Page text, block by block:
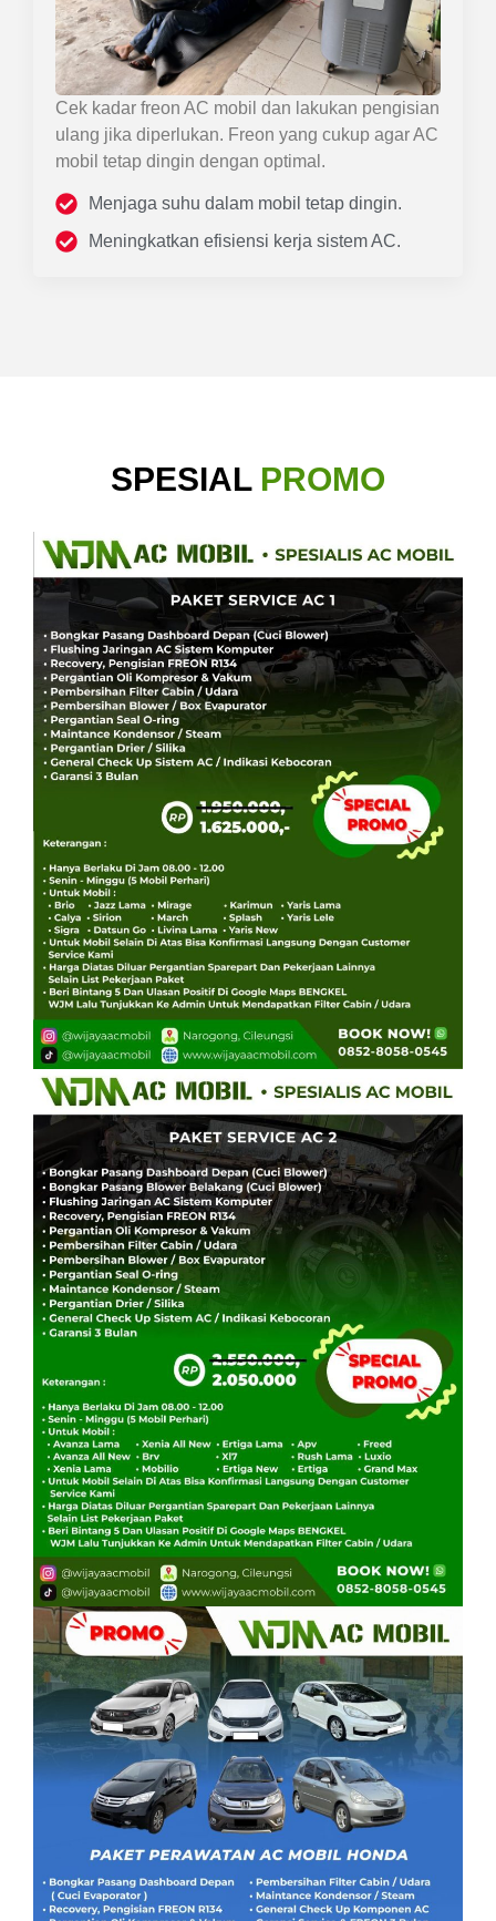
Cek kadar freon AC mobil dan lakukan pengisian
ulang jika diperlukan. Freon yang cukup agar AC
mobil tetap dingin dengan optimal.
Menjaga suhu dalam mobil tetap dingin.
Meningkatkan efisiensi kerja sistem AC.
SPESIAL PROMO